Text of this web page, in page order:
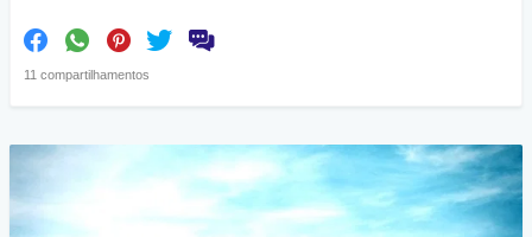
11 compartilhamentos